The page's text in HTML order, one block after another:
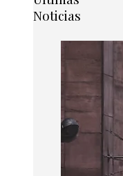
Noticias